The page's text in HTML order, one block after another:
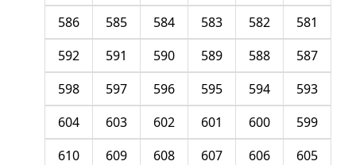
581
582
583
584
585
586
587
588
589
590
591
592
593
594
595
596
597
598
599
600
601
602
603
604
605
606
607
608
609
610